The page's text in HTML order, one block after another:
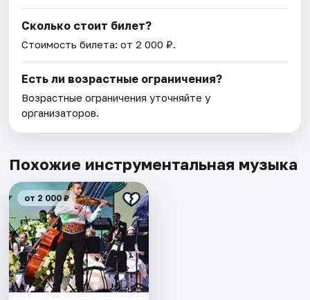
Сколько стоит билет?
Стоимость билета: от 2 000 ₽.
Есть ли возрастные ограничения?
Возрастные ограничения уточняйте у
организаторов.
Похожие инструментальная музыка
от 2 000 ₽